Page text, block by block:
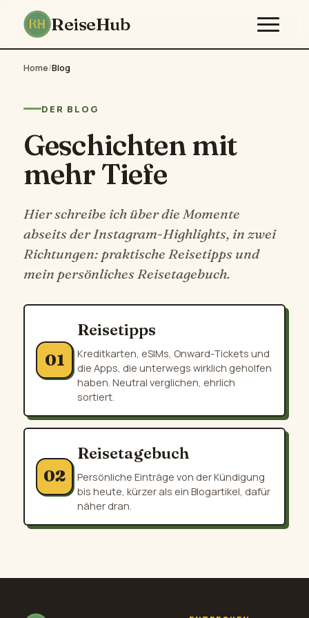
ReiseHub
Home/Blog
DER BLOG
Geschichten mit
mehr Tiefe
Hier schreibe ich über die Momente
abseits der Instagram-Highlights, in zwei
Richtungen: praktische Reisetipps und
mein persönliches Reisetagebuch.
01
Reisetipps
Kreditkarten, eSIMs, Onward-Tickets und
die Apps, die unterwegs wirklich geholfen
haben. Neutral verglichen, ehrlich
sortiert.
02
Reisetagebuch
Persönliche Einträge von der Kündigung
bis heute, kürzer als ein Blogartikel, dafür
näher dran.